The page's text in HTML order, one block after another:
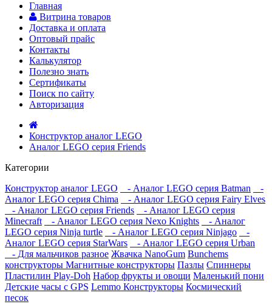
Главная
Витрина товаров
Доставка и оплата
Оптовый прайс
Контакты
Калькулятор
Полезно знать
Сертификаты
Поиск по сайту
Авторизация
Конструктор аналог LEGO
Аналог LEGO серия Friends
Категории
Конструктор аналог LEGO
- Аналог LEGO серия Batman
-
Аналог LEGO серия Chima
- Аналог LEGO серия Fairy Elves
- Аналог LEGO серия Friends
- Аналог LEGO серия
Minecraft
- Аналог LEGO серия Nexo Knights
- Аналог
LEGO серия Ninja turtle
- Аналог LEGO серия Ninjago
-
Аналог LEGO серия StarWars
- Аналог LEGO серия Urban
- Для мальчиков разное Жвачка NanoGum Bunchems
конструкторы Магнитные конструкторы Пазлы Спиннеры
Пластилин Play-Doh Набор фрукты и овощи Маленький пони
Детские часы с GPS Lemmo Конструкторы Космический
песок